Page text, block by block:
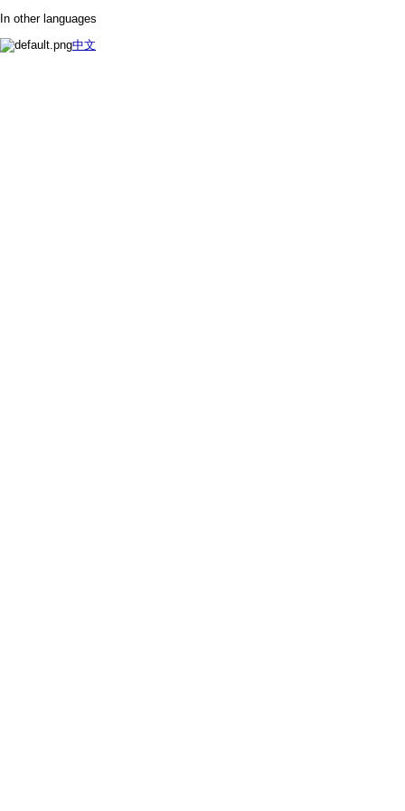
In other languages
中文